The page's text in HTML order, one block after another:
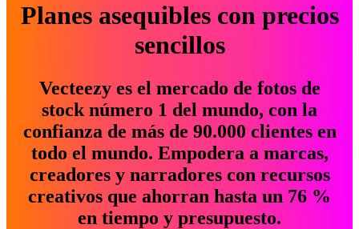
Planes asequibles con precios
sencillos
Vecteezy es el mercado de fotos de
stock número 1 del mundo, con la
confianza de más de 90.000 clientes en
todo el mundo. Empodera a marcas,
creadores y narradores con recursos
creativos que ahorran hasta un 76 %
en tiempo y presupuesto.